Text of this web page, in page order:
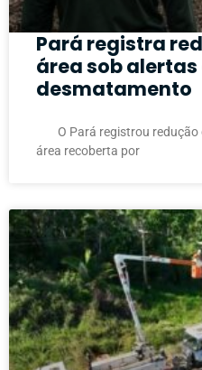
Pará registra
área sob alertas
desmatamento
O Pará registrou redução
área recoberta por